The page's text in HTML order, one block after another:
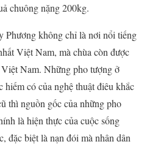
chuông nặng 200kg.
Phương không chỉ là nơi nổi tiếng
Việt Nam, mà chùa còn được
Nam. Những pho tượng ở
có của nghệ thuật điêu khắc
thì nguồn gốc của những pho
là hiện thực của cuộc sống
đặc biệt là nạn đói mà nhân dân